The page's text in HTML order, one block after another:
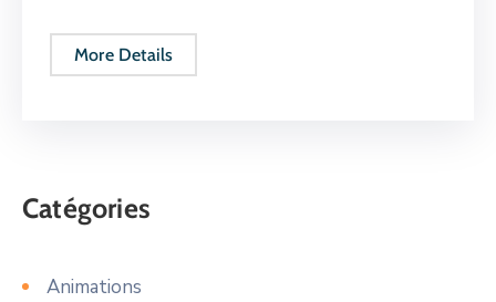
More Details
Catégories
Animations